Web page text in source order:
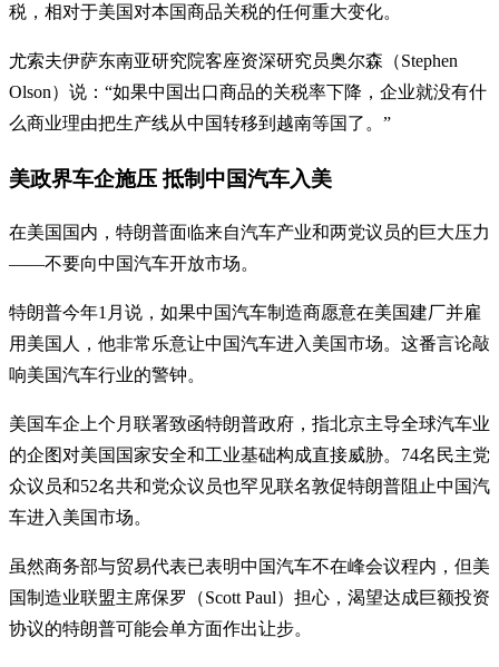
税，相对于美国对本国商品关税的任何重大变化。
尤索夫伊萨东南亚研究院客座资深研究员奥尔森（Stephen
Olson）说：“如果中国出口商品的关税率下降，企业就没有什
么商业理由把生产线从中国转移到越南等国了。”
美政界车企施压 抵制中国汽车入美
在美国国内，特朗普面临来自汽车产业和两党议员的巨大压力
——不要向中国汽车开放市场。
特朗普今年1月说，如果中国汽车制造商愿意在美国建厂并雇
用美国人，他非常乐意让中国汽车进入美国市场。这番言论敲
响美国汽车行业的警钟。
美国车企上个月联署致函特朗普政府，指北京主导全球汽车业
的企图对美国国家安全和工业基础构成直接威胁。74名民主党
众议员和52名共和党众议员也罕见联名敦促特朗普阻止中国汽
车进入美国市场。
虽然商务部与贸易代表已表明中国汽车不在峰会议程内，但美
国制造业联盟主席保罗（Scott Paul）担心，渴望达成巨额投资
协议的特朗普可能会单方面作出让步。